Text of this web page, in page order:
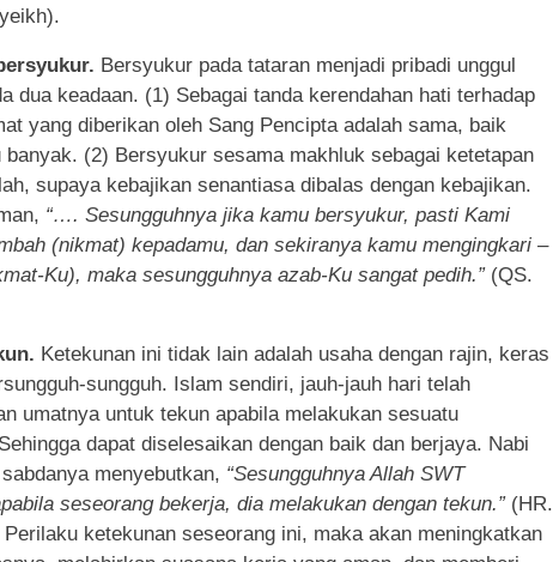
Bersyukur pada tataran menjadi pribadi unggul
dua keadaan. (1) Sebagai tanda kerendahan hati terhadap
yang diberikan oleh Sang Pencipta adalah sama, baik
banyak. (2) Bersyukur sesama makhluk sebagai ketetapan
supaya kebajikan senantiasa dibalas dengan kebajikan.
“…. Sesungguhnya jika kamu bersyukur, pasti Kami
(nikmat) kepadamu, dan sekiranya kamu mengingkari –
Ku), maka sesungguhnya azab-Ku sangat pedih.” (QS.
Ketekunan ini tidak lain adalah usaha dengan rajin, keras
sungguh. Islam sendiri, jauh-jauh hari telah
umatnya untuk tekun apabila melakukan sesuatu
dapat diselesaikan dengan baik dan berjaya. Nabi
menyebutkan, “Sesungguhnya Allah SWT
seseorang bekerja, dia melakukan dengan tekun.” (HR.
ketekunan seseorang ini, maka akan meningkatkan